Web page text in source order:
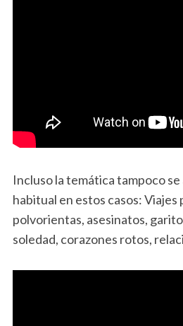
Incluso la temática tampoco
habitual en estos casos:
polvorientas, asesinatos,
soledad, corazones rotos,